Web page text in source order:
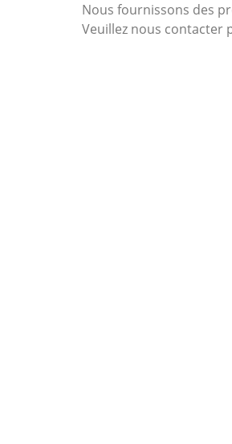
Nous fournissons des
Veuillez nous contacter